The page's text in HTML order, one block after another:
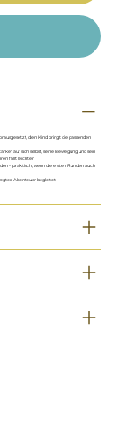
dein Kind bringt die passenden
auf sich selbst, seine Bewegung und sein
fällt leichter.
– praktisch, wenn die ersten Runden auch
Abenteuer begleitet.